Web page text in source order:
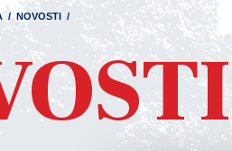
/ NOVOSTI /